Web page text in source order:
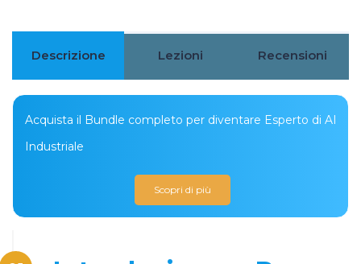
Descrizione Lezioni Recensioni
Acquista il Bundle completo per diventare Esperto di AI
Industriale
Scopri di più